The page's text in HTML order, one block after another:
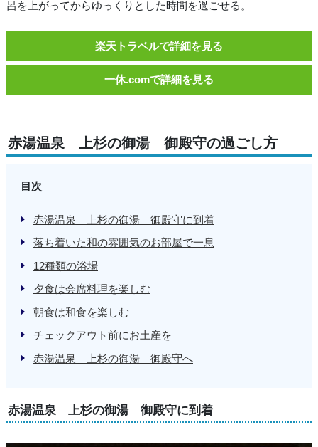
呂を上がってからゆっくりとした時間を過ごせる。
楽天トラベルで詳細を見る
一休.comで詳細を見る
赤湯温泉 上杉の御湯 御殿守の過ごし方
目次
赤湯温泉 上杉の御湯 御殿守に到着
落ち着いた和の雰囲気のお部屋で一息
12種類の浴場
夕食は会席料理を楽しむ
朝食は和食を楽しむ
チェックアウト前にお土産を
赤湯温泉 上杉の御湯 御殿守へ
赤湯温泉 上杉の御湯 御殿守に到着